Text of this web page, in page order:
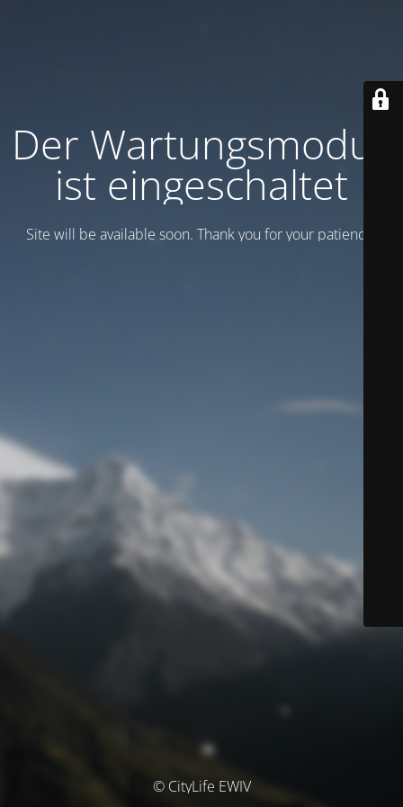
Der Wartungsmodus
ist eingeschaltet
Site will be available soon. Thank you for your patience!
© CityLife EWIV